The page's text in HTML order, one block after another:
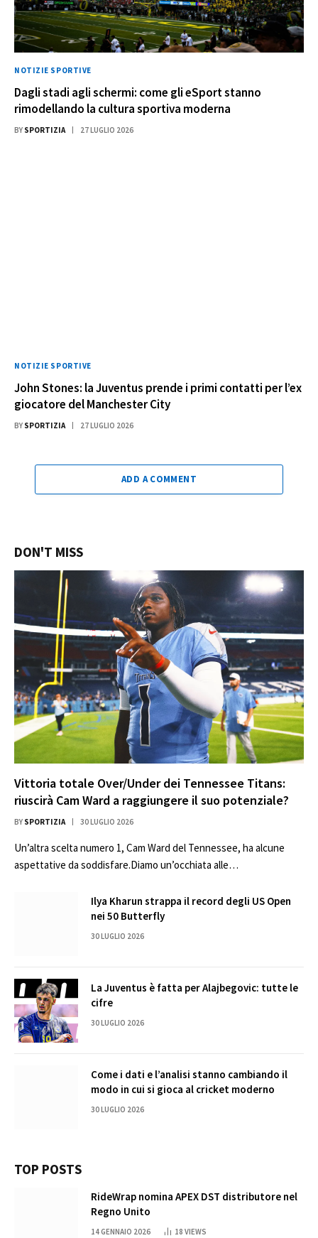
NOTIZIE SPORTIVE
Dagli stadi agli schermi: come gli eSport stanno
rimodellando la cultura sportiva moderna
BY SPORTIZIA 27 LUGLIO 2026
NOTIZIE SPORTIVE
John Stones: la Juventus prende i primi contatti per l’ex
giocatore del Manchester City
BY SPORTIZIA 27 LUGLIO 2026
ADD A COMMENT
DON'T MISS
Vittoria totale Over/Under dei Tennessee Titans:
riuscirà Cam Ward a raggiungere il suo potenziale?
BY SPORTIZIA 30 LUGLIO 2026
Un’altra scelta numero 1, Cam Ward del Tennessee, ha alcune
aspettative da soddisfare.Diamo un’occhiata alle…
Ilya Kharun strappa il record degli US Open
nei 50 Butterfly
30 LUGLIO 2026
La Juventus è fatta per Alajbegovic: tutte le
cifre
30 LUGLIO 2026
Come i dati e l’analisi stanno cambiando il
modo in cui si gioca al cricket moderno
30 LUGLIO 2026
TOP POSTS
RideWrap nomina APEX DST distributore nel
Regno Unito
14 GENNAIO 2026 18 VIEWS